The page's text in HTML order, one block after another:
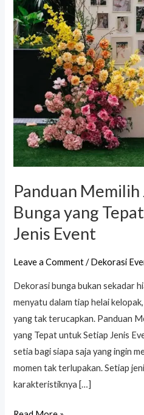
Panduan Memilih
Bunga yang
Jenis Event
Leave a Comment /Dekorasi
Dekorasi bunga bukan sekadar
menyatu dalam tiap helai
yang tak terucapkan. Panduan
yang Tepat untuk Setiap Jenis
setia bagi siapa saja yang ingin
momen tak terlupakan. Setiap
karakteristiknya […]
yang
Tepat
untuk